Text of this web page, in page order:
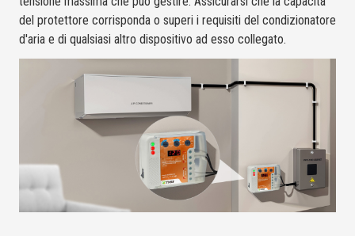
del protettore corrisponda o superi i requisiti del condizionatore
d'aria e di qualsiasi altro dispositivo ad esso collegato.